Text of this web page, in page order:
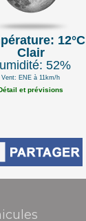
12°C
Clair
52%
Vent: ENE à 11km/h
et prévisions